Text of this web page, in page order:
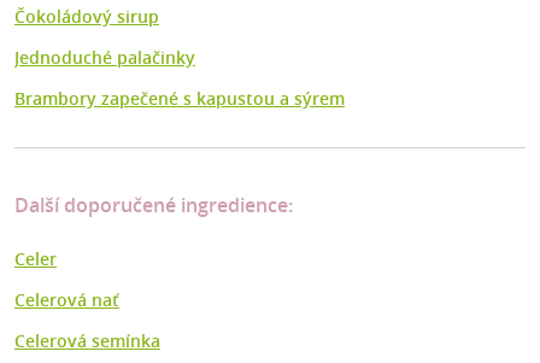
Čokoládový sirup
Jednoduché palačinky
Brambory zapečené s kapustou a sýrem
Další doporučené ingredience:
Celer
Celerová nať
Celerová semínka